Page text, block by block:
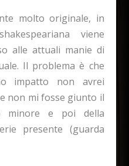
molto originale, in
viene
alle attuali manie di
Il problema è che
impatto non avrei
non mi fosse giunto il
minore e poi della
presente (guarda